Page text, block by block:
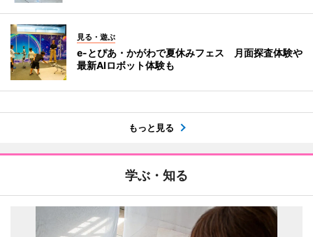
見る・遊ぶ
e-とぴあ・かがわで夏休みフェス 月面探査体験や
最新AIロボット体験も
もっと見る
学ぶ・知る